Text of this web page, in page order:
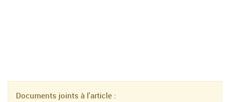
Documents joints à l'article :